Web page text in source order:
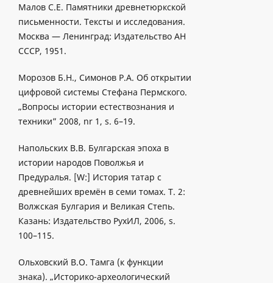
Малов С.Е. Памятники древнетюркской
письменности. Тексты и исследования.
Москва — Лeнингpaд: Издательство АН
СССР, 1951.
Морозов Б.Н., Симонов Р.А. Об открытии
цифровой системы Стефана Пермского.
„Вопросы истории естествознания и
техники” 2008, nr 1, s. 6–19.
Напольских В.В. Булгарская эпоха в
истории народов Поволжья и
Предуралья. [W:] История татар с
древнейших времён в семи томах. Т. 2:
Волжская Булгария и Великая Степь.
Казань: Издательство РухИЛ, 2006, s.
100–115.
Ольховский B.O. Тамга (к функции
знака). „Историко-археологический